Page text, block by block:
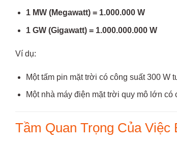
1 MW (Megawatt) = 1.000.000 W
1 GW (Gigawatt) = 1.000.000.000 W
Ví dụ:
Một tấm pin mặt trời có công suất 300 W
Một nhà máy điện mặt trời quy mô lớn
Tầm Quan Trọng Của Việc